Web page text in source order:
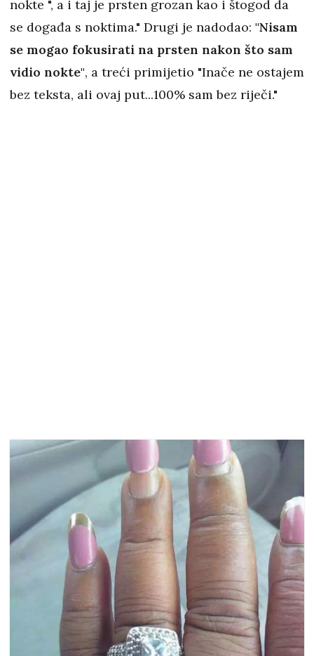
nokte ", a i taj je prsten grozan kao i štogod da
se događa s noktima." Drugi je nadodao: "Nisam
se mogao fokusirati na prsten nakon što sam
vidio nokte", a treći primijetio "Inače ne ostajem
bez teksta, ali ovaj put...100% sam bez riječi."